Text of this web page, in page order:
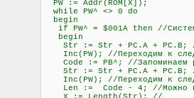
PW := Addr(ROM[X]);
while PW^ <> 0 do
begin
if PW^ = $001A then //
begin
Str := Str + PC.A + PC.B; //
Inc(PW); //Переходим к
Code := PB^; //Запоминаем
Str := Str + PC.A + PC.B; //
Inc(PW); //Переходим к
Len := Code - 4; //Можно